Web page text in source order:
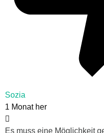
Sozia
1 Monat her
Es muss eine Möglichkeit